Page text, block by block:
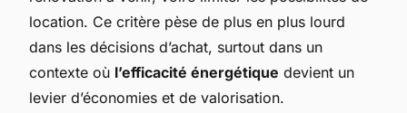
location. Ce critère pèse de plus en plus lourd
dans les décisions d’achat, surtout dans un
contexte où l’efficacité énergétique devient un
levier d’économies et de valorisation.